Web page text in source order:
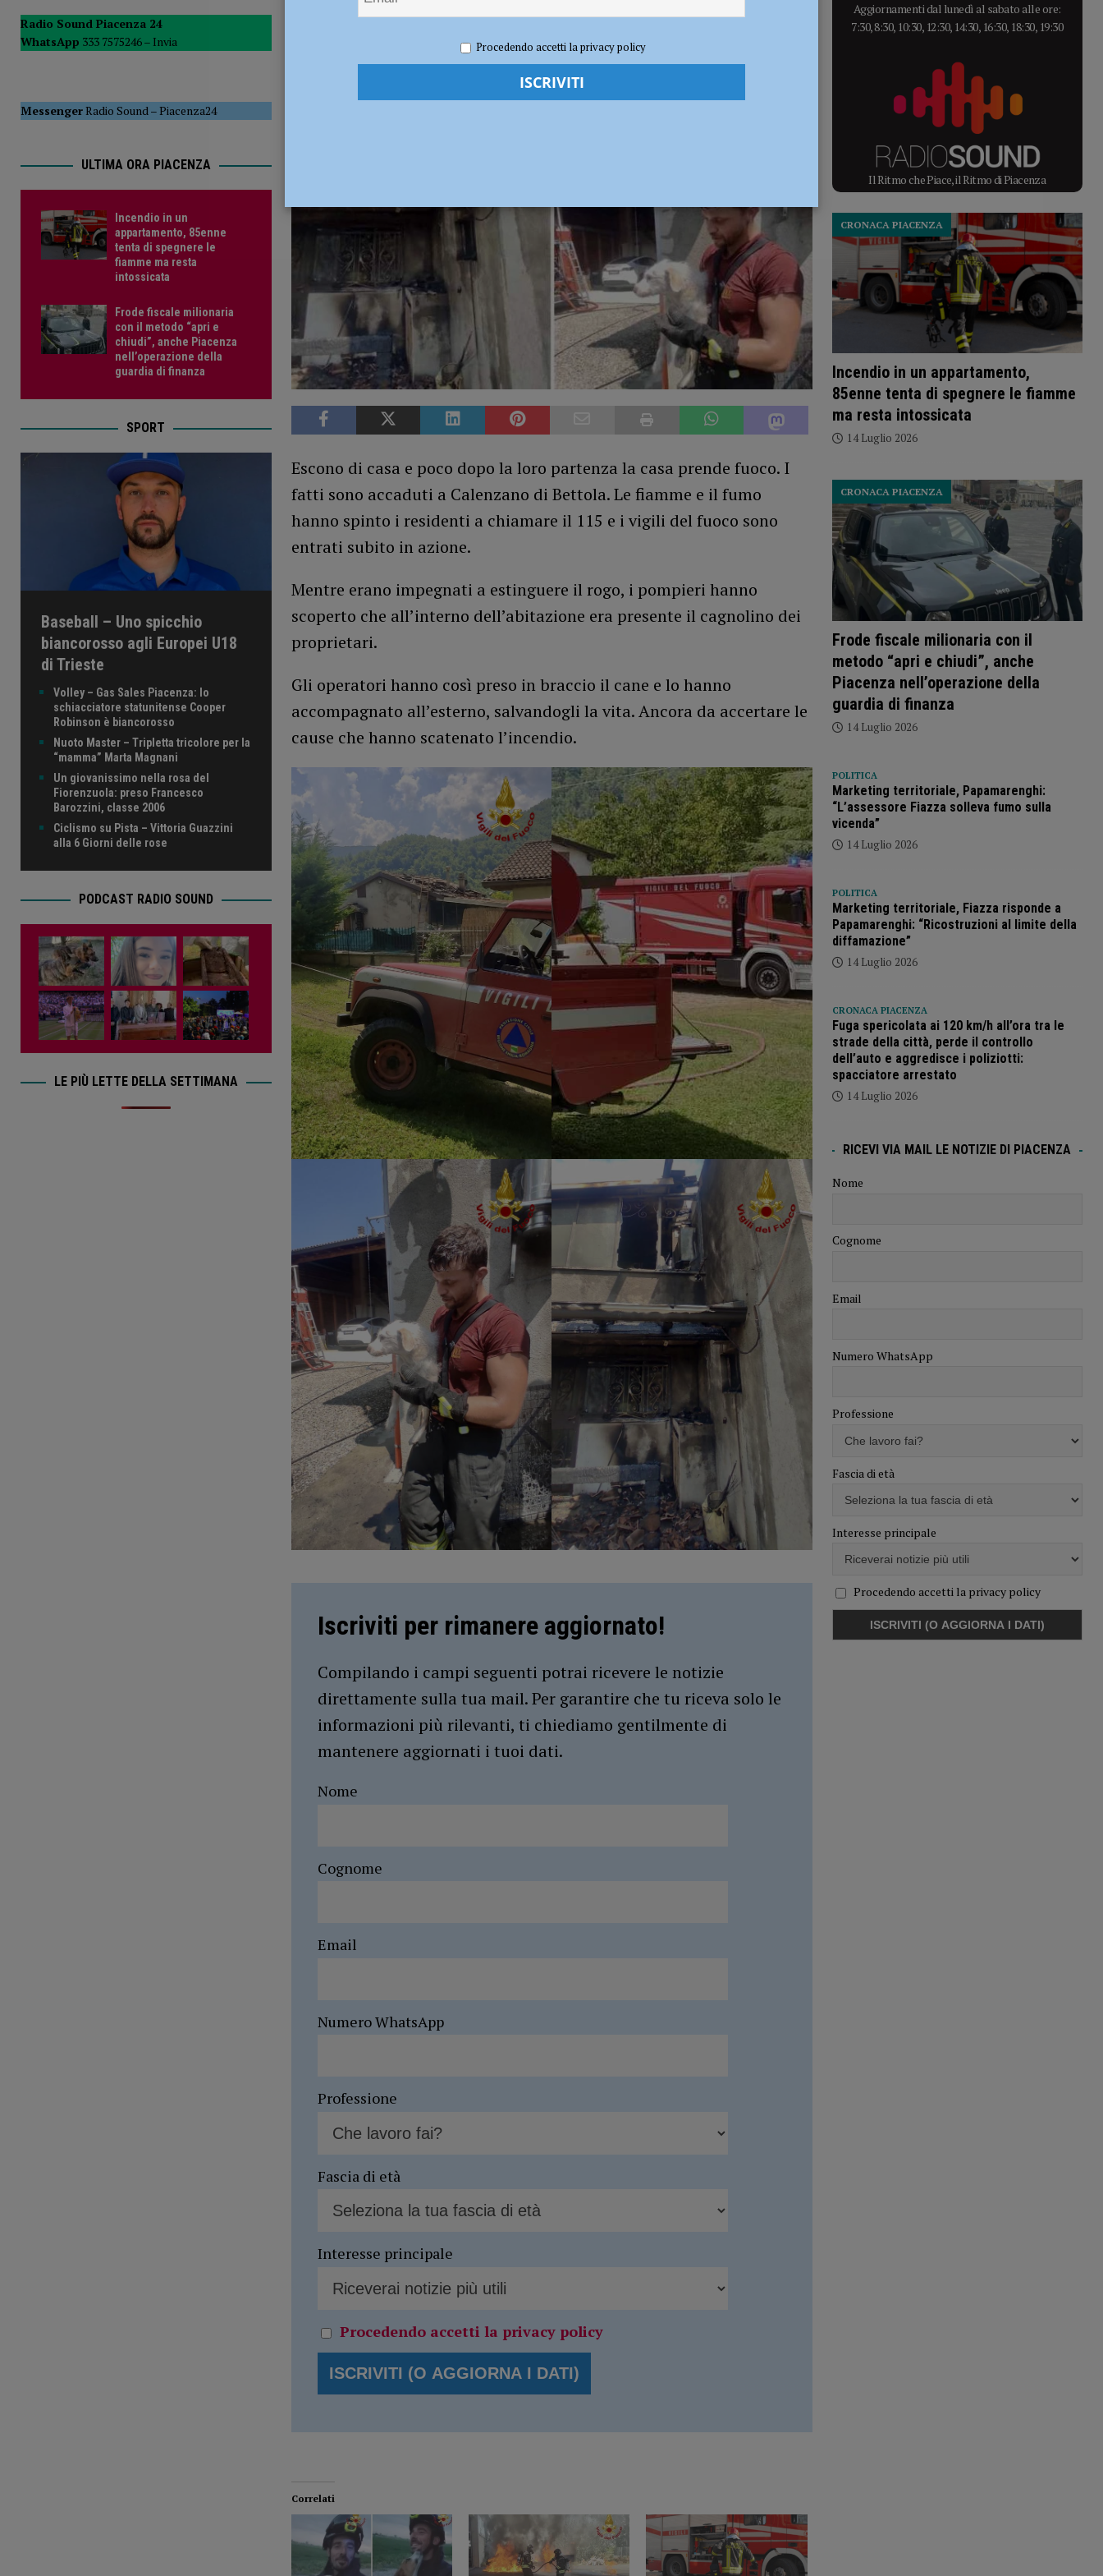
[ 14 Luglio 2026 ] Marketing territoriale, Fiazza risponde a Papamarenghi: “Ricostruzioni al limite della diffamazione” POLITICA
Redazione FG Cronaca Piacenza
Escono di casa e poco dopo la loro partenza la casa prende fuoco. I
fatti sono accaduti a Calenzano di Bettola. Le fiamme e il fumo
hanno spinto i residenti a chiamare il 115 e i vigili del fuoco sono
entrati subito in azione.
Mentre erano impegnati a estinguere il rogo, i pompieri hanno
scoperto che all’interno dell’abitazione era presente il cagnolino dei
proprietari.
Gli operatori hanno così preso in braccio il cane e lo hanno
accompagnato all’esterno, salvandogli la vita. Ancora da accertare le
cause che hanno scatenato l’incendio.
Iscriviti per rimanere aggiornato!
Compilando i campi seguenti potrai ricevere le notizie
direttamente sulla tua mail. Per garantire che tu riceva solo le
informazioni più rilevanti, ti chiediamo gentilmente di
mantenere aggiornati i tuoi dati.
Nome
Cognome
Email
Numero WhatsApp
Professione
Fascia di età
Interesse principale
Procedendo accetti la privacy policy
Correlati
Radio Sound Piacenza 24
WhatsApp 333 7575246 – Invia
MessengerRadio Sound–Piacenza24
ULTIMA ORA PIACENZA
Incendio in un
appartamento, 85enne
tenta di spegnere le
fiamme ma resta
intossicata
Frode fiscale milionaria
con il metodo “apri e
chiudi”, anche Piacenza
nell’operazione della
guardia di finanza
SPORT
Baseball – Uno spicchio
biancorosso agli Europei U18
di Trieste
Volley – Gas Sales Piacenza: lo
schiacciatore statunitense Cooper
Robinson è biancorosso
Nuoto Master – Tripletta tricolore per la
“mamma” Marta Magnani
Un giovanissimo nella rosa del
Fiorenzuola: preso Francesco
Barozzini, classe 2006
Ciclismo su Pista – Vittoria Guazzini
alla 6 Giorni delle rose
PODCAST RADIO SOUND
LE PIÙ LETTE DELLA SETTIMANA
Aggiornamenti dal lunedì al sabato alle ore:
7:30, 8:30, 10:30, 12:30, 14:30, 16:30, 18:30, 19:30
Il Ritmo che Piace, il Ritmo di Piacenza
Incendio in un appartamento,
85enne tenta di spegnere le fiamme
ma resta intossicata
CRONACA PIACENZA
14 Luglio 2026
Frode fiscale milionaria con il
metodo “apri e chiudi”, anche
Piacenza nell’operazione della
guardia di finanza
CRONACA PIACENZA
14 Luglio 2026
POLITICA
Marketing territoriale, Papamarenghi:
“L’assessore Fiazza solleva fumo sulla
vicenda”
14 Luglio 2026
POLITICA
Marketing territoriale, Fiazza risponde a
Papamarenghi: “Ricostruzioni al limite della
diffamazione”
14 Luglio 2026
CRONACA PIACENZA
Fuga spericolata ai 120 km/h all’ora tra le
strade della città, perde il controllo
dell’auto e aggredisce i poliziotti:
spacciatore arrestato
14 Luglio 2026
RICEVI VIA MAIL LE NOTIZIE DI PIACENZA
Nome
Cognome
Email
Numero WhatsApp
Professione
Fascia di età
Interesse principale
Procedendo accetti la privacy policy
Procedendo accetti la privacy policy